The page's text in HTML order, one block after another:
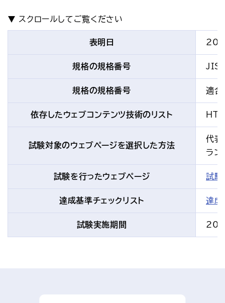
表明日
規格の規格番号 JIS
規格の規格番号 適合
依存したウェブコンテンツ技術のリスト
試験対象のウェブページを選択した方法
代表
ラン
試験を行ったウェブページ 試験
達成基準チェックリスト 達成
試験実施期間